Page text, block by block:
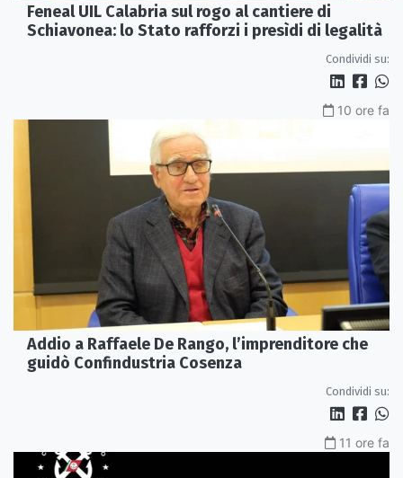
Feneal UIL Calabria sul rogo al cantiere di
Schiavonea: lo Stato rafforzi i presìdi di legalità
Condividi su:
10 ore fa
Addio a Raffaele De Rango, l’imprenditore che
guidò Confindustria Cosenza
Condividi su:
11 ore fa